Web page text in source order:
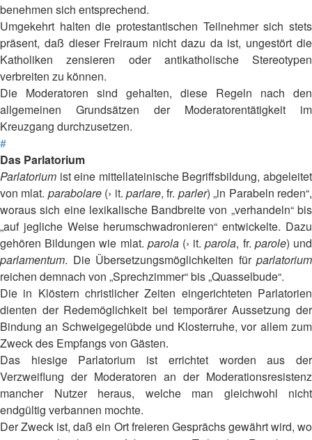
benehmen sich entsprechend.
Umgekehrt halten die protestantischen Teilnehmer sich stets
präsent, daß dieser Freiraum nicht dazu da ist, ungestört die
Katholiken zensieren oder antikatholische Stereotypen
verbreiten zu können.
Die Moderatoren sind gehalten, diese Regeln nach den
allgemeinen Grundsätzen der Moderatorentätigkeit im
Kreuzgang durchzusetzen.
#
Das Parlatorium
Parlatorium ist eine mittellateinische Begriffsbildung, abgeleitet
von mlat. parabolare(› it.parlare, fr. parler) „in Parabeln reden“,
woraus sich eine lexikalische Bandbreite von „verhandeln“ bis
„auf jegliche Weise herumschwadronieren“ entwickelte. Dazu
gehören Bildungen wie mlat. parola(› it.parola, fr. parole) und
parlamentum. Die Übersetzungsmöglichkeiten für parlatorium
reichen demnach von „Sprechzimmer“ bis „Quasselbude“.
Die in Klöstern christlicher Zeiten eingerichteten Parlatorien
dienten der Redemöglichkeit bei temporärer Aussetzung der
Bindung an Schweigegelübde und Klosterruhe, vor allem zum
Zweck des Empfangs von Gästen.
Das hiesige Parlatorium ist errichtet worden aus der
Verzweiflung der Moderatoren an der Moderationsresistenz
mancher Nutzer heraus, welche man gleichwohl nicht
endgültig verbannen mochte.
Der Zweck ist, daß ein Ort freieren Gesprächs gewährt wird, wo